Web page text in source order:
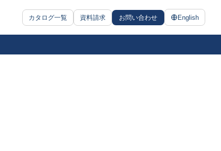
カタログ一覧 資料請求 お問い合わせ English